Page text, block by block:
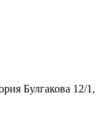
Булгакова 12/1,